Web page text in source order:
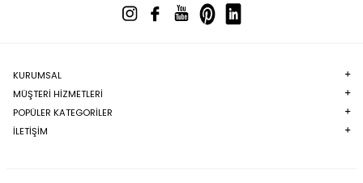
KURUMSAL
MÜŞTERI HIZMETLERI
POPÜLER KATEGORILER
İLETİŞİM